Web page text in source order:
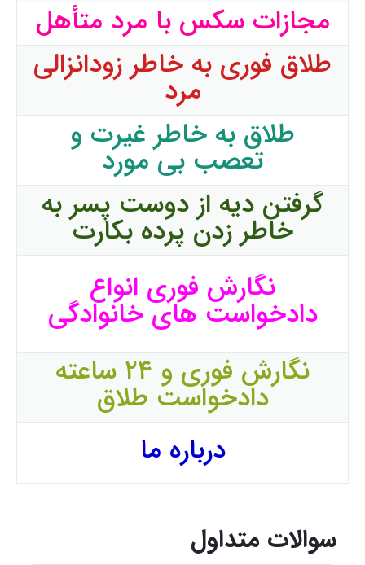
مجازات سکس با مرد متأهل
طلاق فوری به خاطر زودانزالی
مرد
طلاق به خاطر غیرت و
تعصب بی مورد
گرفتن دیه از دوست پسر به
خاطر زدن پرده بکارت
نگارش فوری انواع
دادخواست های خانوادگی
نگارش فوری و ۲۴ ساعته
دادخواست طلاق
درباره ما
سوالات متداول